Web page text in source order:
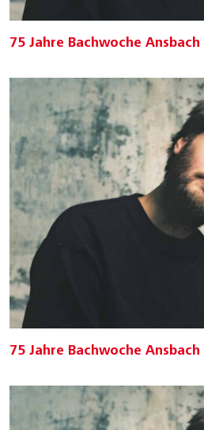
75 Jahre Bachwoche Ansbach
75 Jahre Bachwoche Ansbach